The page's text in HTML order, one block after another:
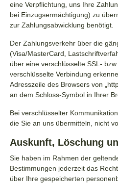
eine Verpflichtung, uns Ihre
bei Einzugsermächtigung) zu
zur Zahlungsabwicklung benötigt.
Der Zahlungsverkehr über die
(Visa/MasterCard,
über eine verschlüsselte SSL-
verschlüsselte Verbindung
Adresszeile des Browsers von
an dem Schloss-Symbol in Ihrer
Bei verschlüsselter
die Sie an uns übermitteln, nicht
Auskunft, Löschung
Sie haben im Rahmen der
Bestimmungen jederzeit das
über Ihre gespeicherten